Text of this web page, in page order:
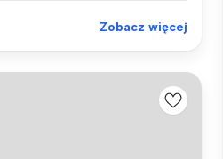
Zobacz więcej